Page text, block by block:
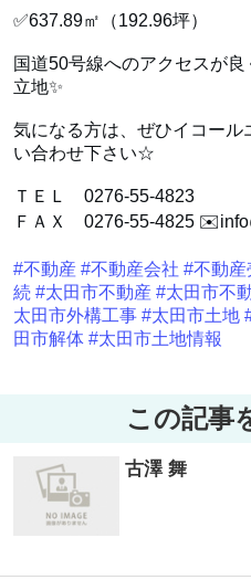
✅637.89㎡（192.96坪）
国道50号線へのアクセスが
立地✨
気になる方は、ぜひイコール
い合わせ下さい☆
ＴＥＬ 0276-55-4823
ＦＡＸ 0276-55-4825
#不動産 #不動産会社 #不動産
続 #太田市不動産 #太田市不
太田市外構工事 #太田市土地
田市解体 #太田市土地情報
この記事
古澤 舞